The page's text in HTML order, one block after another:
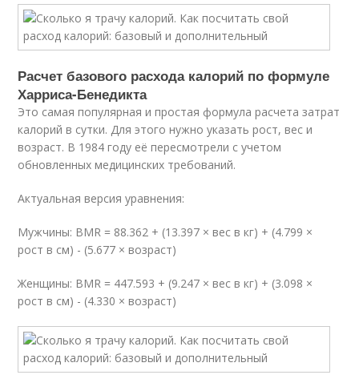
Расчет базового расхода калорий по формуле
Харриса-Бенедикта
Это самая популярная и простая формула расчета затрат
калорий в сутки. Для этого нужно указать рост, вес и
возраст. В 1984 году её пересмотрели с учетом
обновленных медицинских требований.
Актуальная версия уравнения:
Мужчины: BMR = 88.362 + (13.397 × вес в кг) + (4.799 ×
рост в см) - (5.677 × возраст)
Женщины: BMR = 447.593 + (9.247 × вес в кг) + (3.098 ×
рост в см) - (4.330 × возраст)